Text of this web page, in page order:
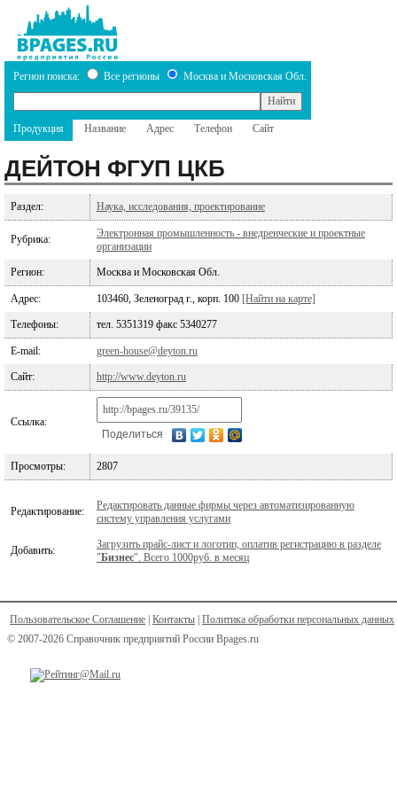
Регион поиска: Все регионы Москва и Московская Обл.
Продукция Название Адрес Телефон Сайт
ДЕЙТОН ФГУП ЦКБ
Раздел: Наука, исследования, проектирование
Рубрика:
Электронная промышленность - внедренческие и проектные
организации
Регион: Москва и Московская Обл.
Адрес: 103460, Зеленоград г., корп. 100 [Найти на карте]
Телефоны: тел. 5351319 факс 5340277
E-mail: green-house@deyton.ru
Сайт: http://www.deyton.ru
Ссылка:
Поделиться
Просмотры: 2807
Редактирование:
Редактировать данные фирмы через автоматизированную
систему управления услугами
Добавить:
Загрузить прайс-лист и логотип, оплатив регистрацию в разделе
"Бизнес". Всего 1000руб. в месяц
Пользовательское Соглашение Контакты Политика обработки персональных данных
© 2007-2026 Справочник предприятий России Bpages.ru